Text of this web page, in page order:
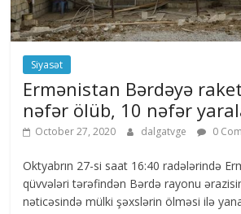
Siyasət
Ermənistan Bərdəyə
nəfər ölüb, 10 nəfər
October 27, 2020 dalgatvge 0
Oktyabrın 27-si saat 16:40 radələrində
qüvvələri tərəfindən Bərdə rayonu
nəticəsində mülki şəxslərin ölməsi ilə